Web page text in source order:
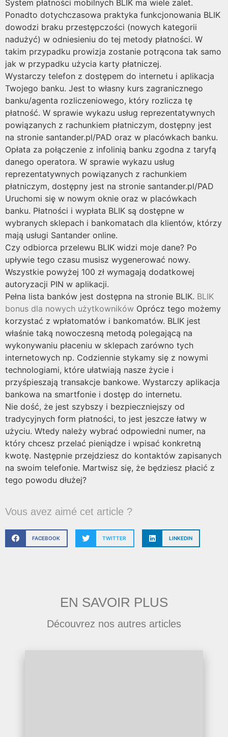
System płatności mobilnych BLIK ma wiele zalet.
Ponadto dotychczasowa praktyka funkcjonowania BLIK
dowodzi braku przestępczości (nowych kategorii
nadużyć) w odniesieniu do tej metody płatności. W
takim przypadku prowizja zostanie potrącona tak samo
jak w przypadku użycia karty płatniczej.
Wystarczy telefon z dostępem do internetu i aplikacja
Twojego banku. Jest to własny kurs zagranicznego
banku/agenta rozliczeniowego, który rozlicza tę
płatność. W sprawie wykazu usług reprezentatywnych
powiązanych z rachunkiem płatniczym, dostępny jest
na stronie santander.pl/PAD oraz w placówkach banku.
Opłata za połączenie z infolinią banku zgodna z taryfą
danego operatora. W sprawie wykazu usług
reprezentatywnych powiązanych z rachunkiem
płatniczym, dostępny jest na stronie santander.pl/PAD
Uruchomi się w nowym oknie oraz w placówkach
banku. Płatności i wypłata BLIK są dostępne w
wybranych sklepach i bankomatach dla klientów, którzy
mają usługi Santander online.
Czy odbiorca przelewu BLIK widzi moje dane? Po
upływie tego czasu musisz wygenerować nowy.
Wszystkie powyżej 100 zł wymagają dodatkowej
autoryzacji PIN w aplikacji.
Pełna lista banków jest dostępna na stronie BLIK. BLIK
bonus dla nowych użytkowników Oprócz tego możemy
korzystać z wpłatomatów i bankomatów. BLIK jest
właśnie taką nowoczesną metodą polegającą na
wykonywaniu płaceniu w sklepach zarówno tych
internetowych np. Codziennie stykamy się z nowymi
technologiami, które ułatwiają nasze życie i
przyśpieszają transakcje bankowe. Wystarczy aplikacja
bankowa na smartfonie i dostęp do internetu.
Nie dość, że jest szybszy i bezpieczniejszy od
tradycyjnych form płatności, to jest jeszcze łatwy w
użyciu. Wtedy należy wybrać odpowiedni numer, na
który chcesz przelać pieniądze i wpisać konkretną
kwotę. Następnie przejdziesz do kontaktów zapisanych
na swoim telefonie. Martwisz się, że będziesz płacić z
tego powodu dłużej?
Vous avez aimé cet article ?
FACEBOOK TWITTER LINKEDIN
EN SAVOIR PLUS
Découvrez nos autres articles